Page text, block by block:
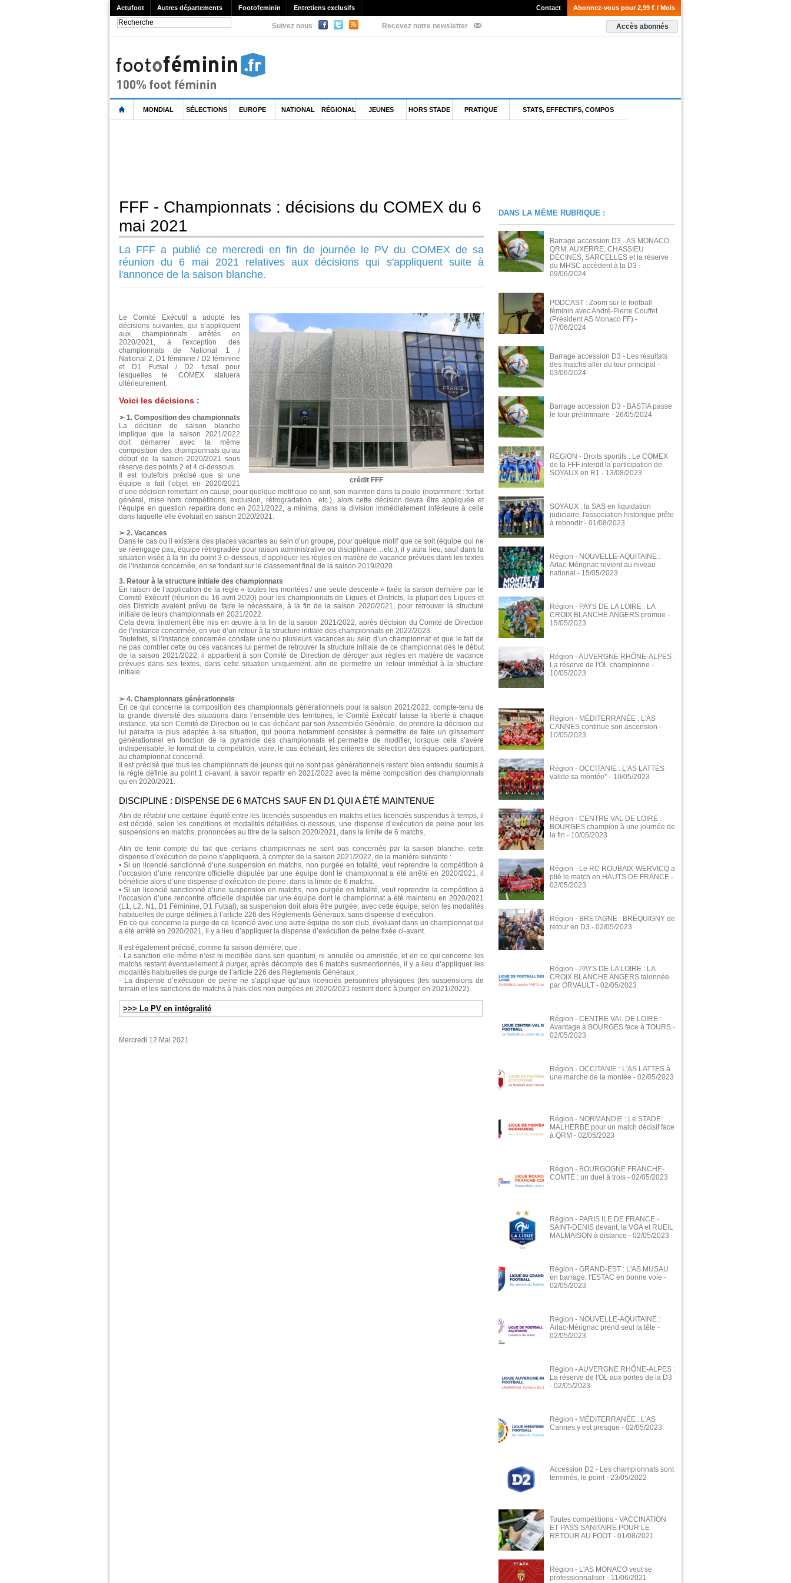
Actufoot Autres départements Footofeminin Entretiens exclusifs Abonnez-vous pour 2,99 € / Mois
Contact
Suivez nous Recevez notre newsletter Accès abonnés
MONDIAL SÉLECTIONS EUROPE NATIONAL RÉGIONAL JEUNES HORS STADE PRATIQUE STATS, EFFECTIFS, COMPOS
FFF - Championnats : décisions du COMEX du 6
mai 2021
La FFF a publié ce mercredi en fin de journée le PV du COMEX de sa
réunion du 6 mai 2021 relatives aux décisions qui s'appliquent suite à
l'annonce de la saison blanche.
crédit FFF
Le Comité Exécutif a adopté les
décisions suivantes, qui s’appliquent
aux championnats arrêtés en
2020/2021, à l'exception des
championnats de National 1 /
National 2, D1 féminine / D2 féminine
et D1 Futsal / D2 futsal pour
lesquelles le COMEX statuera
ultérieurement.
Voici les décisions :
➢ 1. Composition des championnats
La décision de saison blanche
implique que la saison 2021/2022
doit démarrer avec la même
composition des championnats qu’au
début de la saison 2020/2021 sous
réserve des points 2 et 4 ci-dessous.
Il est toutefois précisé que si une
équipe a fait l’objet en 2020/2021
d’une décision remettant en cause, pour quelque motif que ce soit, son maintien dans la poule (notamment : forfait
général, mise hors compétitions, exclusion, rétrogradation…etc.), alors cette décision devra être appliquée et
l’équipe en question repartira donc en 2021/2022, a minima, dans la division immédiatement inférieure à celle
dans laquelle elle évoluait en saison 2020/2021.
➢ 2. Vacances
Dans le cas où il existera des places vacantes au sein d’un groupe, pour quelque motif que ce soit (équipe qui ne
se réengage pas, équipe rétrogradée pour raison administrative ou disciplinaire…etc.), il y aura lieu, sauf dans la
situation visée à la fin du point 3 ci-dessous, d’appliquer les règles en matière de vacance prévues dans les textes
de l’instance concernée, en se fondant sur le classement final de la saison 2019/2020.
3. Retour à la structure initiale des championnats
En raison de l’application de la règle « toutes les montées / une seule descente » fixée la saison dernière par le
Comité Exécutif (réunion du 16 avril 2020) pour les championnats de Ligues et Districts, la plupart des Ligues et
des Districts avaient prévu de faire le nécessaire, à la fin de la saison 2020/2021, pour retrouver la structure
initiale de leurs championnats en 2021/2022.
Cela devra finalement être mis en œuvre à la fin de la saison 2021/2022, après décision du Comité de Direction
de l’instance concernée, en vue d’un retour à la structure initiale des championnats en 2022/2023.
Toutefois, si l’instance concernée constate une ou plusieurs vacances au sein d’un championnat et que le fait de
ne pas combler cette ou ces vacances lui permet de retrouver la structure initiale de ce championnat dès le début
de la saison 2021/2022, il appartient à son Comité de Direction de déroger aux règles en matière de vacance
prévues dans ses textes, dans cette situation uniquement, afin de permettre un retour immédiat à la structure
initiale.
➢ 4. Championnats générationnels
En ce qui concerne la composition des championnats générationnels pour la saison 2021/2022, compte-tenu de
la grande diversité des situations dans l’ensemble des territoires, le Comité Exécutif laisse la liberté à chaque
instance, via son Comité de Direction ou le cas échéant par son Assemblée Générale, de prendre la décision qui
lui paraitra la plus adaptée à sa situation, qui pourra notamment consister à permettre de faire un glissement
générationnel en fonction de la pyramide des championnats et permettre de modifier, lorsque cela s’avère
indispensable, le format de la compétition, voire, le cas échéant, les critères de sélection des équipes participant
au championnat concerné.
Il est précisé que tous les championnats de jeunes qui ne sont pas générationnels restent bien entendu soumis à
la règle définie au point 1 ci-avant, à savoir repartir en 2021/2022 avec la même composition des championnats
qu’en 2020/2021.
DISCIPLINE : DISPENSE DE 6 MATCHS SAUF EN D1 QUI A ÉTÉ MAINTENUE
Afin de rétablir une certaine équité entre les licenciés suspendus en matchs et les licenciés suspendus à temps, il
est décidé, selon les conditions et modalités détaillées ci-dessous, une dispense d’exécution de peine pour les
suspensions en matchs, prononcées au titre de la saison 2020/2021, dans la limite de 6 matchs,
Afin de tenir compte du fait que certains championnats ne sont pas concernés par la saison blanche, cette
dispense d’exécution de peine s’appliquera, à compter de la saison 2021/2022, de la manière suivante :
• Si un licencié sanctionné d’une suspension en matchs, non purgée en totalité, veut reprendre la compétition à
l’occasion d’une rencontre officielle disputée par une équipe dont le championnat a été arrêté en 2020/2021, il
bénéficie alors d’une dispense d’exécution de peine, dans la limite de 6 matchs.
• Si un licencié sanctionné d’une suspension en matchs, non purgée en totalité, veut reprendre la compétition à
l’occasion d’une rencontre officielle disputée par une équipe dont le championnat a été maintenu en 2020/2021
(L1, L2, N1, D1 Féminine, D1 Futsal), sa suspension doit alors être purgée, avec cette équipe, selon les modalités
habituelles de purge définies à l’article 226 des Règlements Généraux, sans dispense d’exécution.
En ce qui concerne la purge de ce licencié avec une autre équipe de son club, évoluant dans un championnat qui
a été arrêté en 2020/2021, il y a lieu d’appliquer la dispense d’exécution de peine fixée ci-avant.
Il est également précisé, comme la saison dernière, que :
- La sanction elle-même n’est ni modifiée dans son quantum, ni annulée ou amnistiée, et en ce qui concerne les
matchs restant éventuellement à purger, après décompte des 6 matchs susmentionnés, il y a lieu d’appliquer les
modalités habituelles de purge de l’article 226 des Règlements Généraux ;
- La dispense d’exécution de peine ne s’applique qu’aux licenciés personnes physiques (les suspensions de
terrain et les sanctions de matchs à huis clos non purgées en 2020/2021 restent donc à purger en 2021/2022).
>>> Le PV en intégralité
Mercredi 12 Mai 2021
DANS LA MÊME RUBRIQUE :
Barrage accession D3 - AS MONACO,
QRM, AUXERRE, CHASSIEU
DÉCINES, SARCELLES et la réserve
du MHSC accèdent à la D3 -
09/06/2024
PODCAST : Zoom sur le football
féminin avec André-Pierre Couffet
(Président AS Monaco FF) -
07/06/2024
Barrage accession D3 - Les résultats
des matchs aller du tour principal -
03/06/2024
Barrage accession D3 - BASTIA passe
le tour préliminaire - 26/05/2024
REGION - Droits sportifs : Le COMEX
de la FFF interdit la participation de
SOYAUX en R1 - 13/08/2023
SOYAUX : la SAS en liquidation
judiciaire, l'association historique prête
à rebondir - 01/08/2023
Région - NOUVELLE-AQUITAINE :
Arlac-Mérignac revient au niveau
national - 15/05/2023
Région - PAYS DE LA LOIRE : LA
CROIX BLANCHE ANGERS promue -
15/05/2023
Région - AUVERGNE RHÔNE-ALPES :
La réserve de l'OL championne -
10/05/2023
Région - MÉDITERRANÉE : L'AS
CANNES continue son ascension -
10/05/2023
Région - OCCITANIE : L'AS LATTES
valide sa montée* - 10/05/2023
Région - CENTRE VAL DE LOIRE :
BOURGES champion à une journée de
la fin - 10/05/2023
Région - Le RC ROUBAIX-WERVICQ a
plié le match en HAUTS DE FRANCE -
02/05/2023
Région - BRETAGNE : BRÉQUIGNY de
retour en D3 - 02/05/2023
Région - PAYS DE LA LOIRE : LA
CROIX BLANCHE ANGERS talonnée
par ORVAULT - 02/05/2023
Région - CENTRE VAL DE LOIRE :
Avantage à BOURGES face à TOURS -
02/05/2023
Région - OCCITANIE : L'AS LATTES à
une marche de la montée - 02/05/2023
Région - NORMANDIE : Le STADE
MALHERBE pour un match décisif face
à QRM - 02/05/2023
Région - BOURGOGNE FRANCHE-
COMTÉ : un duel à trois - 02/05/2023
Région - PARIS ILE DE FRANCE -
SAINT-DENIS devant, la VGA et RUEIL
MALMAISON à distance - 02/05/2023
Région - GRAND-EST : L'AS MUSAU
en barrage, l'ESTAC en bonne voie -
02/05/2023
Région - NOUVELLE-AQUITAINE :
Arlac-Mérignac prend seul la tête -
02/05/2023
Région - AUVERGNE RHÔNE-ALPES :
La réserve de l'OL aux portes de la D3
- 02/05/2023
Région - MÉDITERRANÉE : L'AS
Cannes y est presque - 02/05/2023
Accession D2 - Les championnats sont
terminés, le point - 23/05/2022
Toutes compétitions - VACCINATION
ET PASS SANITAIRE POUR LE
RETOUR AU FOOT - 01/08/2021
Région - L'AS MONACO veut se
professionnaliser - 11/06/2021